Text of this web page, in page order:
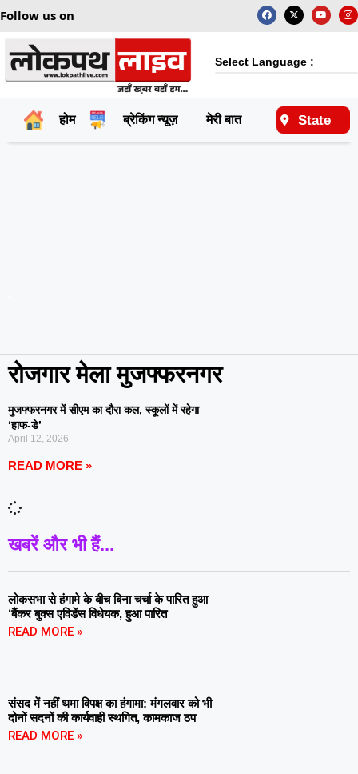
Follow us on
Select Language :
होम ब्रेकिंग न्यूज़ मेरी बात राष्ट्रीय
State
रोजगार मेला मुजफ्फरनगर
मुजफ्फरनगर में सीएम का दौरा कल, स्कूलों में रहेगा
‘हाफ-डे’
April 12, 2026
READ MORE »
खबरें और भी हैं...
लोकसभा से हंगामे के बीच बिना चर्चा के पारित हुआ
‘बैंकर बुक्स एविडेंस विधेयक, हुआ पारित
READ MORE »
संसद में नहीं थमा विपक्ष का हंगामा: मंगलवार को भी
दोनों सदनों की कार्यवाही स्थगित, कामकाज ठप
READ MORE »